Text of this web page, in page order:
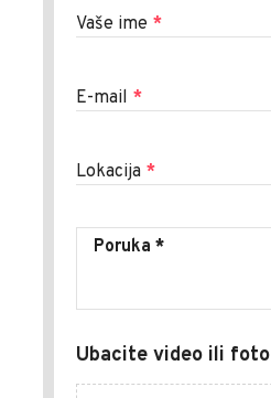
Vaše ime *
E-mail *
Lokacija *
Ubacite video ili foto